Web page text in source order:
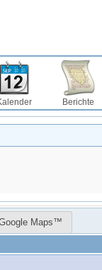
Berichte
Maps™